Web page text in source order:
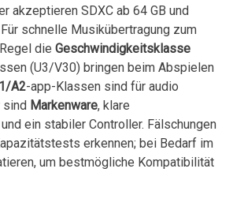
akzeptieren SDXC ab 64 GB und
schnelle Musikübertragung zum‌
die Geschwindigkeitsklasse
(U3/V30) bringen beim Abspielen
A2-app-Klassen sind ⁤für audio
sind Markenware, klare
ein stabiler Controller. Fälschungen
erkennen; bei Bedarf im
um bestmögliche Kompatibilität